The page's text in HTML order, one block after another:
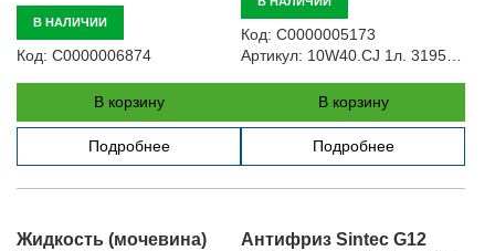
В НАЛИЧИИ
Код: С0000006874
В корзину
Подробнее
Код: С0000005173
Артикул: 10W40.CJ 1л. 3195783
В корзину
Подробнее
Жидкость (мочевина)
Антифриз Sintec G12